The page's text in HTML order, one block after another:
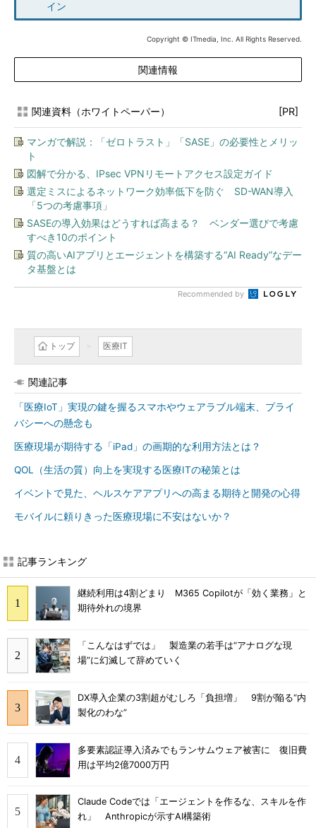
イン
Copyright © ITmedia, Inc. All Rights Reserved.
関連情報
関連資料（ホワイトペーパー） [PR]
マンガで解説：「ゼロトラスト」「SASE」の必要性とメリッ
ト
図解で分かる、IPsec VPNリモートアクセス設定ガイド
選定ミスによるネットワーク効率低下を防ぐ SD-WAN導入
「5つの考慮事項」
SASEの導入効果はどうすれば高まる？ ベンダー選びで考慮
すべき10のポイント
質の高いAIアプリとエージェントを構築する“AI Ready”なデー
タ基盤とは
Recommended by
トップ 医療IT
関連記事
「医療IoT」実現の鍵を握るスマホやウェアラブル端末、プライ
バシーへの懸念も
医療現場が期待する「iPad」の画期的な利用方法とは？
QOL（生活の質）向上を実現する医療ITの秘策とは
イベントで見た、ヘルスケアアプリへの高まる期待と開発の心得
モバイルに頼りきった医療現場に不安はないか？
記事ランキング
継続利用は4割どまり M365 Copilotが「効く業務」と
期待外れの境界
「こんなはずでは」 製造業の若手は“アナログな現
場”に幻滅して辞めていく
DX導入企業の3割超がむしろ「負担増」 9割が陥る“内
製化のわな”
多要素認証導入済みでもランサムウェア被害に 復旧費
用は平均2億7000万円
Claude Codeでは「エージェントを作るな、スキルを作
れ」 Anthropicが示すAI構築術